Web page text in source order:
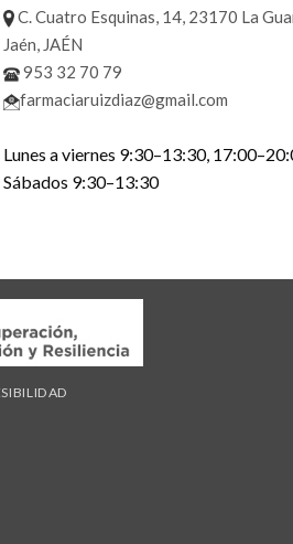
C. Cuatro Esquinas, 14, 23170 La
Jaén, JAÉN
953 32 70 79
farmaciaruizdiaz@gmail.com
Lunes a viernes 9:30–13:30,
Sábados 9:30–13:30